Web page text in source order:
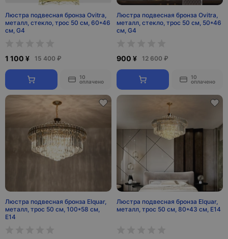
Люстра подвесная бронза Ovitra,
металл, стекло, трос 50 см, 60*46
см, G4
1 100 ¥ 15 400 ₽
10
оплачено
Люстра подвесная бронза Ovitra,
металл, стекло, трос 50 см, 50*46
см, G4
900 ¥ 12 600 ₽
10
оплачено
Люстра подвесная бронза Elquar,
металл, трос 50 см, 100*58 см,
Е14
Люстра подвесная бронза Elquar,
металл, трос 50 см, 80*43 см, Е14